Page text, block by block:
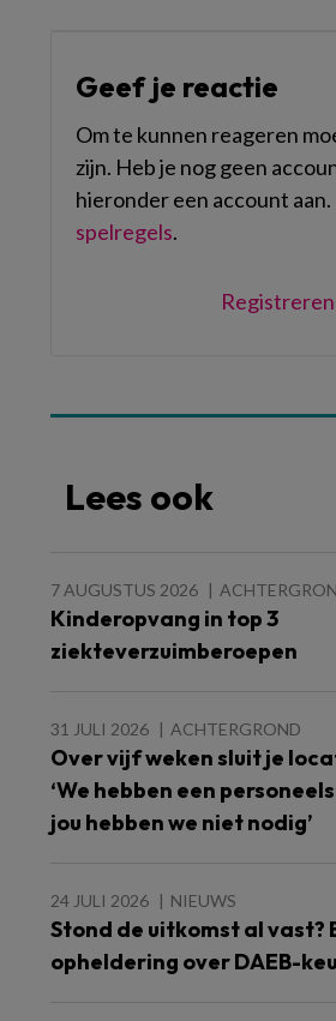
Geef je reactie
Om te kunnen reageren
zijn. Heb je nog geen
hieronder een account aan.
spelregels.
Registreren
Lees ook
7 AUGUSTUS 2026
Kinderopvang in top 3
ziekteverzuimberoepen
31 JULI 2026 ACHTERGROND
Over vijf weken sluit je
‘We hebben een
jou hebben we niet nodig’
24 JULI 2026 NIEUWS
Stond de uitkomst al vast?
opheldering over DAEB-